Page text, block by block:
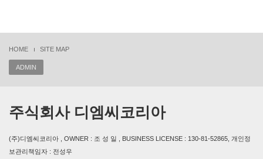
HOME SITE MAP
ADMIN
주식회사 디엠씨코리아
(주)디엠씨코리아 , OWNER : 조 성 일 , BUSINESS LICENSE : 130-81-52865, 개인정
보관리책임자 : 전성우